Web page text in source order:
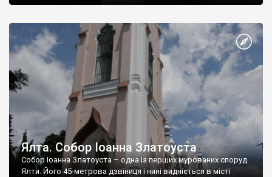
Ялта. Собор Іоанна Златоуста
Собор Іоанна Златоуста – одна із перших мурованих споруд
Ялти. Його 45-метрова дзвіниця і нині видніється в місті